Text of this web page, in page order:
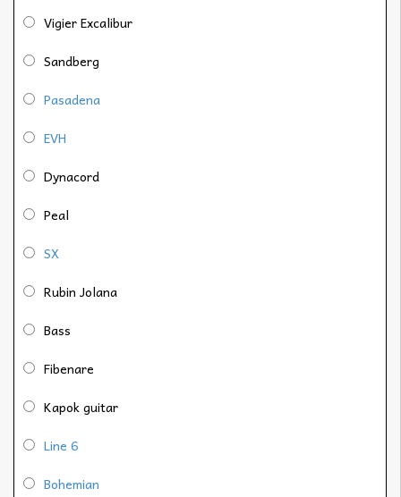
Vigier Excalibur
Sandberg
Pasadena
EVH
Dynacord
Peal
SX
Rubin Jolana
Bass
Fibenare
Kapok guitar
Line 6
Bohemian